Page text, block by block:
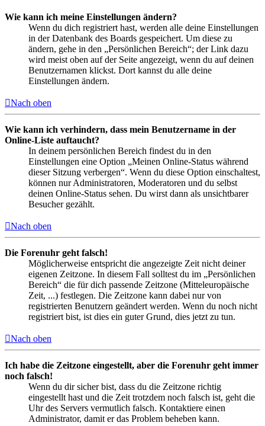
Wie kann ich meine Einstellungen ändern?
Wenn du dich registriert hast, werden alle deine Einstellungen
in der Datenbank des Boards gespeichert. Um diese zu
ändern, gehe in den „Persönlichen Bereich“; der Link dazu
wird meist oben auf der Seite angezeigt, wenn du auf deinen
Benutzernamen klickst. Dort kannst du alle deine
Einstellungen ändern.
Nach oben
Wie kann ich verhindern, dass mein Benutzername in der
Online-Liste auftaucht?
In deinem persönlichen Bereich findest du in den
Einstellungen eine Option „Meinen Online-Status während
dieser Sitzung verbergen“. Wenn du diese Option einschaltest,
können nur Administratoren, Moderatoren und du selbst
deinen Online-Status sehen. Du wirst dann als unsichtbarer
Besucher gezählt.
Nach oben
Die Forenuhr geht falsch!
Möglicherweise entspricht die angezeigte Zeit nicht deiner
eigenen Zeitzone. In diesem Fall solltest du im „Persönlichen
Bereich“ die für dich passende Zeitzone (Mitteleuropäische
Zeit, ...) festlegen. Die Zeitzone kann dabei nur von
registrierten Benutzern geändert werden. Wenn du noch nicht
registriert bist, ist dies ein guter Grund, dies jetzt zu tun.
Nach oben
Ich habe die Zeitzone eingestellt, aber die Forenuhr geht immer
noch falsch!
Wenn du dir sicher bist, dass du die Zeitzone richtig
eingestellt hast und die Zeit trotzdem noch falsch ist, geht die
Uhr des Servers vermutlich falsch. Kontaktiere einen
Administrator, damit er das Problem beheben kann.